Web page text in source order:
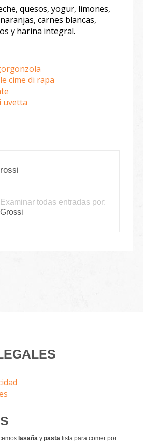
quesos, yogur, limones,
carnes blancas,
y harina integral.
cime di rapa
uvetta
Examinar todas entradas por:
Grossi
lasaña y pasta lista para comer por